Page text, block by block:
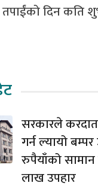
दिन कति
सरकारले
गर्न ल्यायो
रुपैयाँको सामान
लाख उपहार